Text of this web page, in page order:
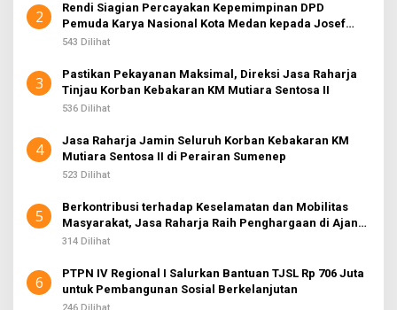
2
Rendi Siagian Percayakan Kepemimpinan DPD
Pemuda Karya Nasional Kota Medan kepada Josef
Sembiring
543 Dilihat
3
Pastikan Pekayanan Maksimal, Direksi Jasa Raharja
Tinjau Korban Kebakaran KM Mutiara Sentosa II
536 Dilihat
4
Jasa Raharja Jamin Seluruh Korban Kebakaran KM
Mutiara Sentosa II di Perairan Sumenep
523 Dilihat
5
Berkontribusi terhadap Keselamatan dan Mobilitas
Masyarakat, Jasa Raharja Raih Penghargaan di Ajang
Transportasi Indonesia Awards 2026
314 Dilihat
6
PTPN IV Regional I Salurkan Bantuan TJSL Rp 706 Juta
untuk Pembangunan Sosial Berkelanjutan